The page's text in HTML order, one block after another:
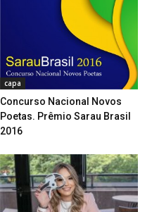
capa
Concurso Nacional Novos
Poetas. Prêmio Sarau Brasil
2016